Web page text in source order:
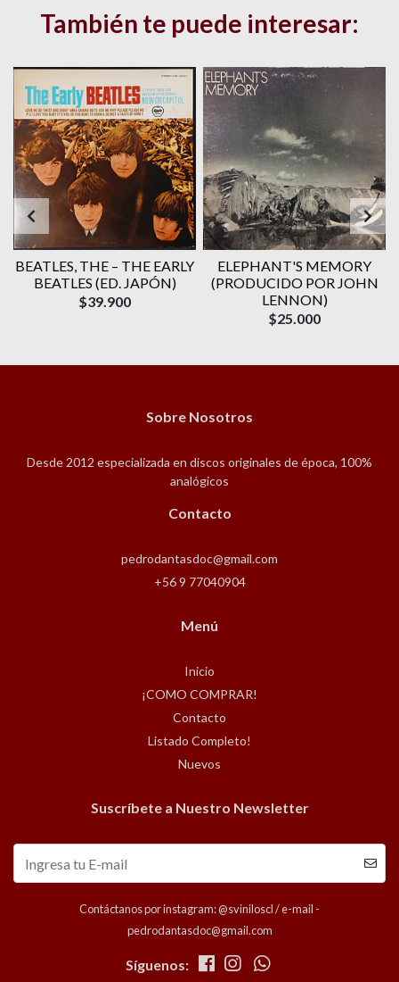
También te puede interesar:
BEATLES, THE – THE EARLY
BEATLES (ED. JAPÓN)
$39.900
ELEPHANT'S MEMORY
(PRODUCIDO POR JOHN
LENNON)
$25.000
Sobre Nosotros
Desde 2012 especializada en discos originales de época, 100%
analógicos
Contacto
pedrodantasdoc@gmail.com
+56 9 77040904
Menú
Inicio
¡COMO COMPRAR!
Contacto
Listado Completo!
Nuevos
Suscríbete a Nuestro Newsletter
Contáctanos por instagram: @sviniloscl / e-mail -
pedrodantasdoc@gmail.com
Síguenos: